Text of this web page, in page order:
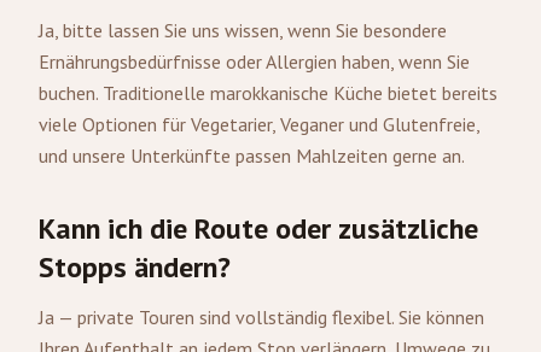
Ja, bitte lassen Sie uns wissen, wenn Sie besondere
Ernährungsbedürfnisse oder Allergien haben, wenn Sie
buchen. Traditionelle marokkanische Küche bietet bereits
viele Optionen für Vegetarier, Veganer und Glutenfreie,
und unsere Unterkünfte passen Mahlzeiten gerne an.
Kann ich die Route oder zusätzliche
Stopps ändern?
Ja — private Touren sind vollständig flexibel. Sie können